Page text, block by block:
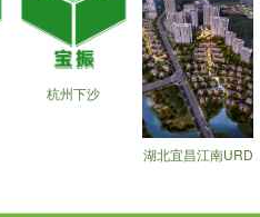
杭州下沙
湖北宜昌江南URD